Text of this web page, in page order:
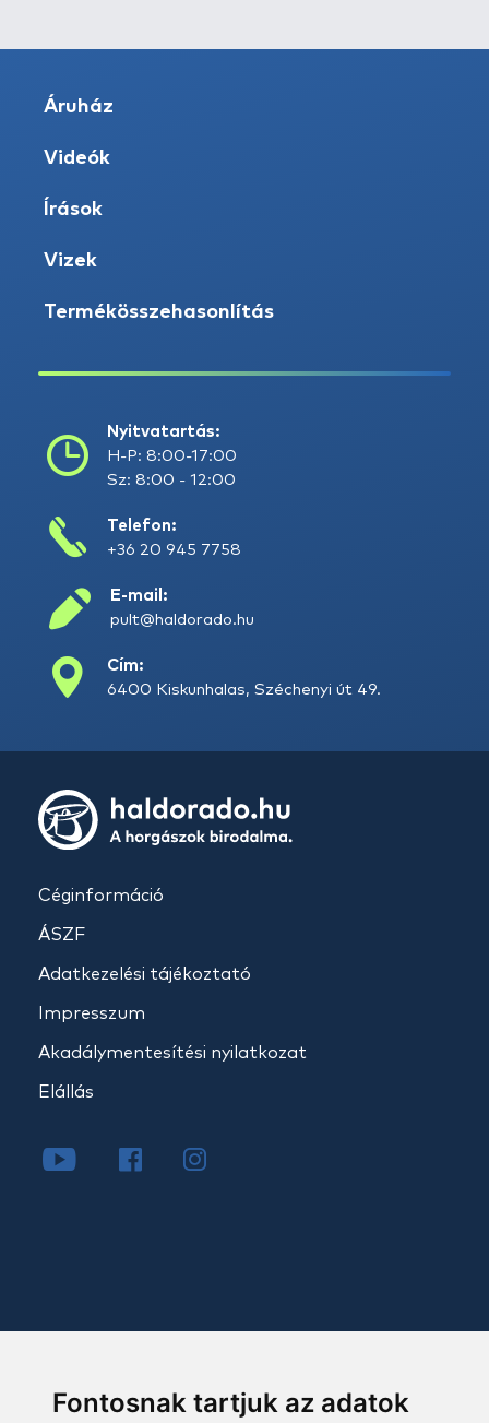
Fontosnak tartjuk az adatok
Áruház
Videók
Írások
Vizek
Termékösszehasonlítás
Nyitvatartás:
H-P: 8:00-17:00
Sz: 8:00 - 12:00
Telefon:
+36 20 945 7758
E-mail:
pult@haldorado.hu
Cím:
6400 Kiskunhalas, Széchenyi út 49.
Céginformáció
ÁSZF
Adatkezelési tájékoztató
Impresszum
Akadálymentesítési nyilatkozat
Elállás